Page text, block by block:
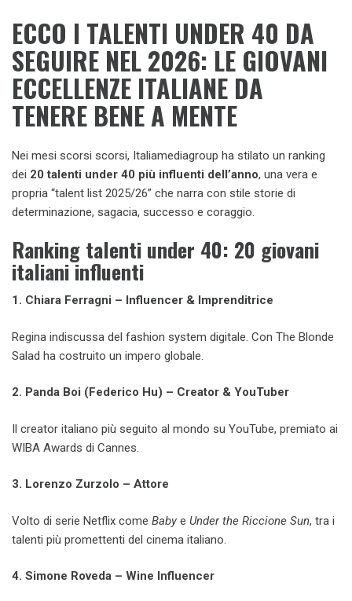
ECCO I TALENTI UNDER 40 DA
SEGUIRE NEL 2026: LE GIOVANI
ECCELLENZE ITALIANE DA
TENERE BENE A MENTE
Nei mesi scorsi scorsi, Italiamediagroup ha stilato un ranking
dei 20 talenti under 40 più influenti dell’anno, una vera e
propria “talent list 2025/26” che narra con stile storie di
determinazione, sagacia, successo e coraggio.
Ranking talenti under 40: 20 giovani
italiani influenti
1. Chiara Ferragni – Influencer & Imprenditrice
Regina indiscussa del fashion system digitale. Con The Blonde
Salad ha costruito un impero globale.
2. Panda Boi (Federico Hu) – Creator & YouTuber
Il creator italiano più seguito al mondo su YouTube, premiato ai
WIBA Awards di Cannes.
3. Lorenzo Zurzolo – Attore
Volto di serie Netflix come Babye Under the Riccione Sun, tra i
talenti più promettenti del cinema italiano.
4. Simone Roveda – Wine Influencer